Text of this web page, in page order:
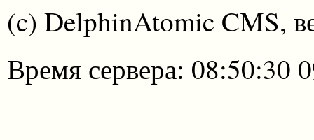
(c) DelphinAtomic CMS,
Время сервера: 08:50:30